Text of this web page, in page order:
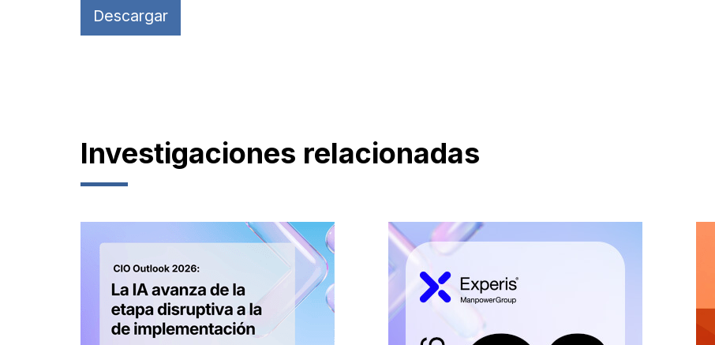
Descargar
Investigaciones relacionadas